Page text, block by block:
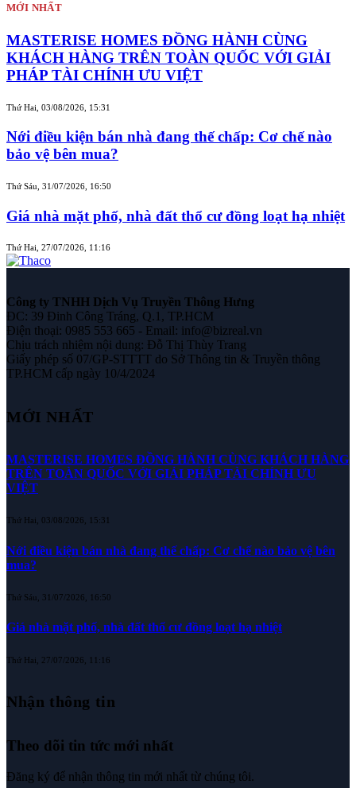
MỚI NHẤT
MASTERISE HOMES ĐỒNG HÀNH CÙNG
KHÁCH HÀNG TRÊN TOÀN QUỐC VỚI GIẢI
PHÁP TÀI CHÍNH ƯU VIỆT
Thứ Hai, 03/08/2026, 15:31
Nới điều kiện bán nhà đang thế chấp: Cơ chế nào
bảo vệ bên mua?
Thứ Sáu, 31/07/2026, 16:50
Giá nhà mặt phố, nhà đất thổ cư đồng loạt hạ nhiệt
Thứ Hai, 27/07/2026, 11:16
Công ty TNHH Dịch Vụ Truyền Thông Hưng
ĐC: 39 Đinh Công Tráng, Q.1, TP.HCM
Điện thoại: 0985 553 665 - Email: info@bizreal.vn
Chịu trách nhiệm nội dung: Đỗ Thị Thùy Trang
Giấy phép số 07/GP-STTTT do Sở Thông tin & Truyền thông
TP.HCM cấp ngày 10/4/2024
MỚI NHẤT
MASTERISE HOMES ĐỒNG HÀNH CÙNG KHÁCH HÀNG
TRÊN TOÀN QUỐC VỚI GIẢI PHÁP TÀI CHÍNH ƯU
VIỆT
Thứ Hai, 03/08/2026, 15:31
Nới điều kiện bán nhà đang thế chấp: Cơ chế nào bảo vệ bên
mua?
Thứ Sáu, 31/07/2026, 16:50
Giá nhà mặt phố, nhà đất thổ cư đồng loạt hạ nhiệt
Thứ Hai, 27/07/2026, 11:16
Nhận thông tin
Theo dõi tin tức mới nhất
Đăng ký để nhận thông tin mới nhất từ chúng tôi.